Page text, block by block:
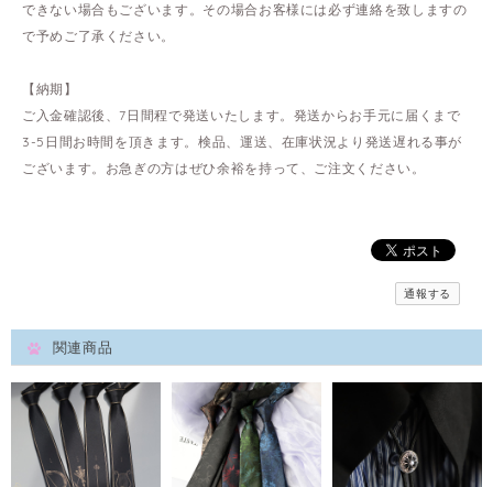
できない場合もございます。その場合お客様には必ず連絡を致しますの
で予めご了承ください。
【納期】
ご入金確認後、7日間程で発送いたします。発送からお手元に届くまで
3-5日間お時間を頂きます。検品、運送、在庫状況より発送遅れる事が
ございます。お急ぎの方はぜひ余裕を持って、ご注文ください。
通報する
関連商品